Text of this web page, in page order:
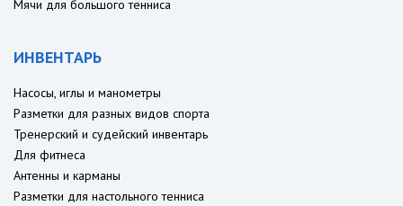
Мячи для большого тенниса
ИНВЕНТАРЬ
Насосы, иглы и манометры
Разметки для разных видов спорта
Тренерский и судейский инвентарь
Для фитнеса
Антенны и карманы
Разметки для настольного тенниса